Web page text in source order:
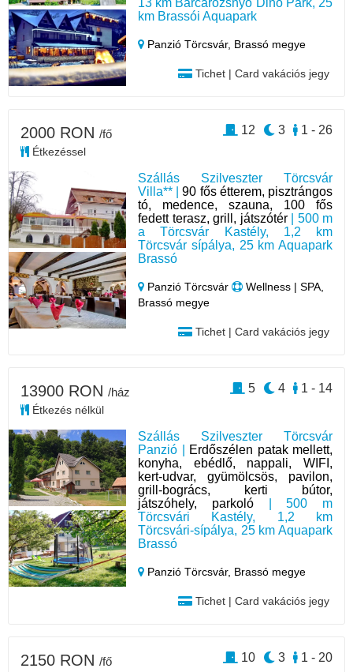
13 km Barcarozsnyó Dinó Park, 25
km Brassói Aquapark
Panzió Törcsvár, Brassó megye
Tichet | Card vakációs jegy
Szállás Szilveszter Törcsvár
Villa** |90 fős étterem, pisztrángos
tó, medence, szauna, 100 fős
fedett terasz, grill, játszótér| 500 m
a Törcsvár Kastély, 1,2 km
Törcsvár sípálya, 25 km Aquapark
Brassó
Panzió Törcsvár
Wellness | SPA,
Brassó megye
Tichet | Card vakációs jegy
2000 RON /fő
Étkezéssel
1 - 26
3
12
Szállás Szilveszter Törcsvár
Panzió |
Erdőszélen patak mellett,
konyha, ebédlő, nappali, WIFI,
kert-udvar, gyümölcsös, pavilon,
grill-bogrács, kerti bútor,
játszóhely, parkoló| 500 m
Törcsvári Kastély, 1,2 km
Törcsvári-sípálya, 25 km Aquapark
Brassó
Panzió Törcsvár, Brassó megye
Tichet | Card vakációs jegy
13900 RON /ház
Étkezés nélkül
1 - 14
4
5
2150 RON /fő 1 - 20
3
10